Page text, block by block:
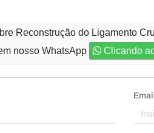
Reconstrução do Ligamento
nosso WhatsApp Clicando